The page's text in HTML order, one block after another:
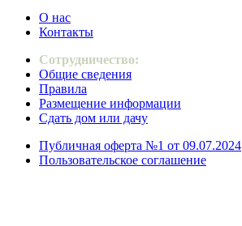
О нас
Контакты
Сотрудничество:
Общие сведения
Правила
Размещение информации
Сдать дом или дачу
Публичная оферта №1 от 09.07.2024
Пользовательское соглашение